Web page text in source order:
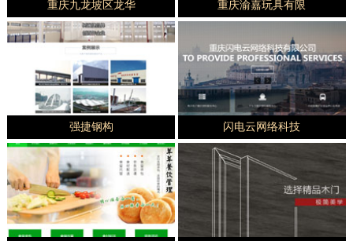
重庆九龙坡区龙华 重庆渝嘉玩具有限
强捷钢构 闪电云网络科技